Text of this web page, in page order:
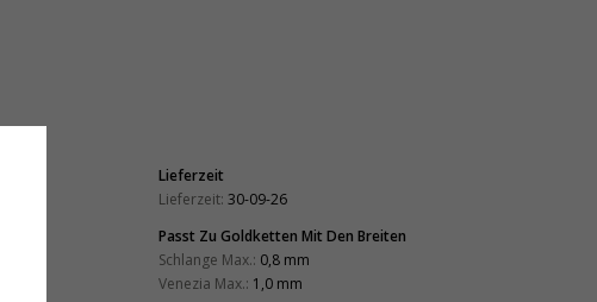
Lieferzeit
Lieferzeit: 30-09-26
Passt Zu Goldketten Mit Den Breiten
Schlange Max.: 0,8 mm
Venezia Max.: 1,0 mm